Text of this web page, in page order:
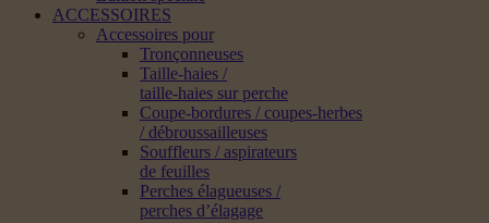
ACCESSOIRES
Accessoires pour
Tronçonneuses
Taille-haies /
taille-haies sur perche
Coupe-bordures / coupes-herbes
/ débroussailleuses
Souffleurs / aspirateurs
de feuilles
Perches élagueuses /
perches d’élagage